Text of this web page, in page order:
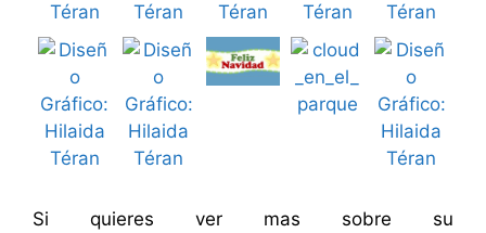
Si quieres ver mas sobre su